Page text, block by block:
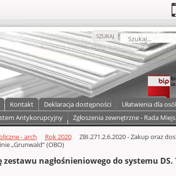
.
Szukaj
SZUKAJ
Kontakt Deklaracja dostępności
Ułatwienia dla
Antykorupcyjny
Zgłoszenia zewnętrzne - Rada
- arch Rok 2020
ZBI.271.2.6.2020 - Zakup oraz
„Grunwald” (OBO)
zestawu nagłośnieniowego do systemu DS.